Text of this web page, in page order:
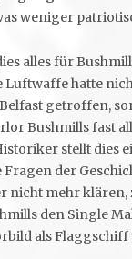
weniger
alles für
Luftwaffe hatte
getroffen,
Bushmills fast
stellt dies
Fragen der
nicht mehr klären,
den Single
als Flaggschiff